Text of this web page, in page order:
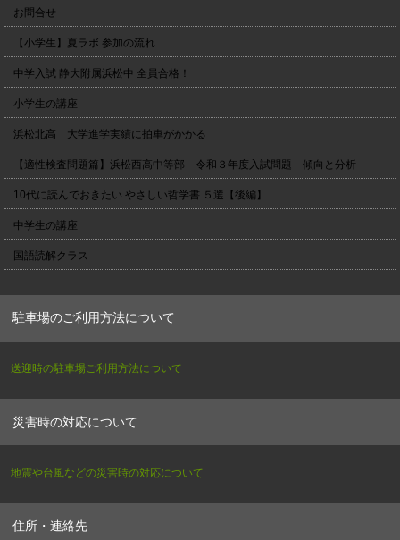
お問合せ
【小学生】夏ラボ 参加の流れ
中学入試 静大附属浜松中 全員合格！
小学生の講座
浜松北高 大学進学実績に拍車がかかる
【適性検査問題篇】浜松西高中等部 令和３年度入試問題 傾向と分析
10代に読んでおきたい やさしい哲学書 ５選【後編】
中学生の講座
国語読解クラス
駐車場のご利用方法について
送迎時の駐車場ご利用方法について
災害時の対応について
地震や台風などの災害時の対応について
住所・連絡先